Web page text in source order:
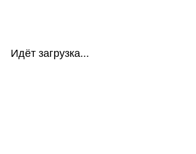
Идёт загрузка...